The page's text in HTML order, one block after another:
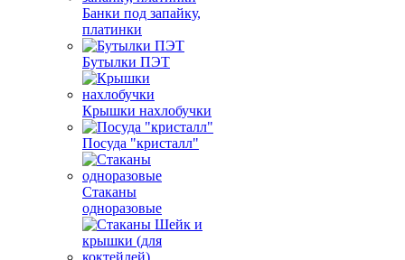
Банки под запайку,
платинки
Бутылки ПЭТ
Крышки нахлобучки
Посуда "кристалл"
Стаканы
одноразовые